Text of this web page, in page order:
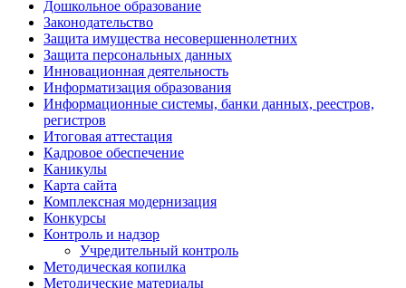
Дошкольное образование
Законодательство
Защита имущества несовершеннолетних
Защита персональных данных
Инновационная деятельность
Информатизация образования
Информационные системы, банки данных, реестров,
регистров
Итоговая аттестация
Кадровое обеспечение
Каникулы
Карта сайта
Комплексная модернизация
Конкурсы
Контроль и надзор
Учредительный контроль
Методическая копилка
Методические материалы